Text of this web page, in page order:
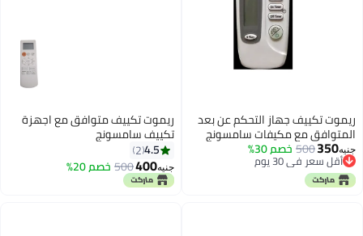
متوافق مع اجهزة
خصم 20%